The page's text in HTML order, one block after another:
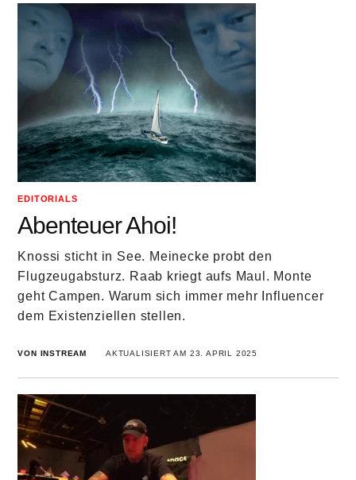
EDITORIALS
Abenteuer Ahoi!
Knossi sticht in See. Meinecke probt den
Flugzeugabsturz. Raab kriegt aufs Maul. Monte
geht Campen. Warum sich immer mehr Influencer
dem Existenziellen stellen.
VON INSTREAM AKTUALISIERT AM 23. APRIL 2025